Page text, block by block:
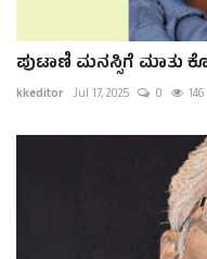
ಪುಟಾಣಿ ಮನಸ್ಸಿಗೆ ಮಾತು
kkeditor Jul 17, 2025 0 146